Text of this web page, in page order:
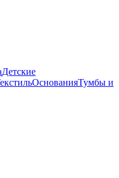
Детские
ОснованияТумбы и